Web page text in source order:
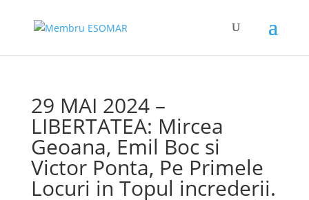
29 MAI 2024 –
LIBERTATEA: Mircea
Geoana, Emil Boc si
Victor Ponta, Pe Primele
Locuri in Topul increderii.